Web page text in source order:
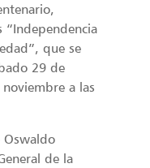
“Independencia
que se
29 de
a las
Oswaldo
de la